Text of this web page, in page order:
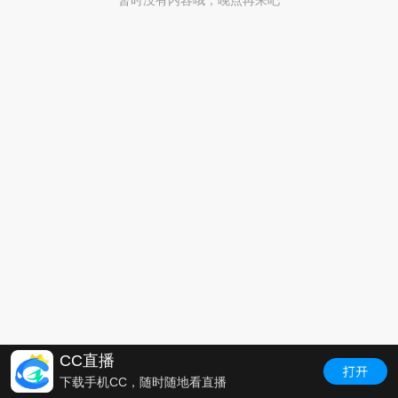
CC直播
下载手机CC，随时随地看直播